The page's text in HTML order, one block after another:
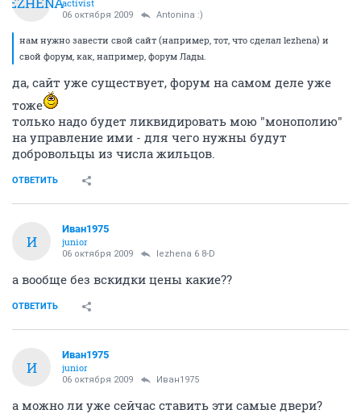
activist
06 октября 2009 Antonina :)
нам нужно завести свой сайт (например, тот, что сделал lezhena) и
свой форум, как, например, форум Лады.
да, сайт уже существует, форум на самом деле уже
тоже
только надо будет ликвидировать мою "монополию"
на управление ими - для чего нужны будут
добровольцы из числа жильцов.
ОТВЕТИТЬ
И
Иван1975
junior
06 октября 2009 lezhena 6 8-D
а вообще без вскидки цены какие??
ОТВЕТИТЬ
И
Иван1975
junior
06 октября 2009 Иван1975
а можно ли уже сейчас ставить эти самые двери?